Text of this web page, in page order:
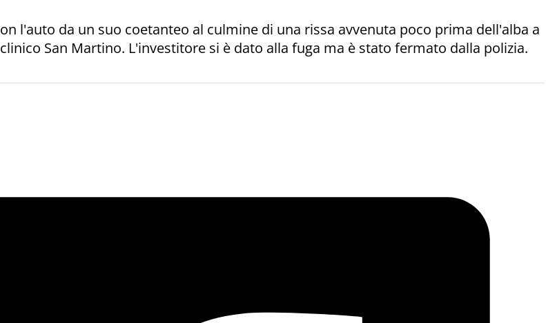
l'auto da un suo coetanteo al culmine di una rissa avvenuta poco prima dell'alba a
San Martino. L'investitore si è dato alla fuga ma è stato fermato dalla polizia.